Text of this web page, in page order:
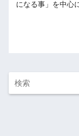
になる事」を中心